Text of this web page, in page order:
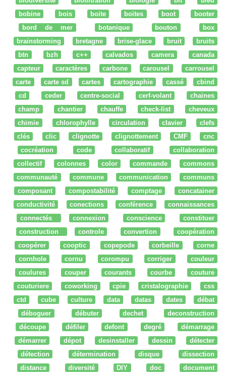
bobine
bois boite boites boot
booter
bord de mer
botanique bouton
box
brainstorming
bretagne brise-glace bruit
bruits
btn
bzh c++ calvados camera
canada
capteur
caractères carbone carousel
carrousel
carte
carte sd cartes cartographie cassé
cbind
cd
ceder centre-social cerf-volant
chaines
champ
chantier chauffe check-list
cheveux
chimie
chlorophylle circulation clavier
clefs
clés
clic clignotte clignottement CMF
cnc
cocréation
code collaboratif
collaboration
collectif
colonnes color commande
commons
communauté
commune communication
communs
composant
compostabilité comptage
concatainer
conductivité
conections conférence
connaissances
connectés
connexion conscience
constituer
construction
controle convertion
coopération
coopérer
cooptic copepode corbeille
corne
cornhole
cornu corompu corriger
couleur
coulures
couper courants courbe
couture
couturiere
coworking cpie cristalographie
css
ctd
cube culture data datas dates
débat
déboguer
débuter dechet
deconstruction
découpe
défiler defont degré
démarrage
démarrer
dépot desinstaller dessin
détecter
détection
détermination disque
dissection
distance
diversité DIY doc
document